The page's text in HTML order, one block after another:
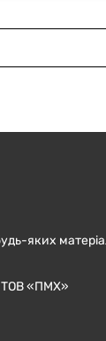
яких
ТОВ «ПМХ»